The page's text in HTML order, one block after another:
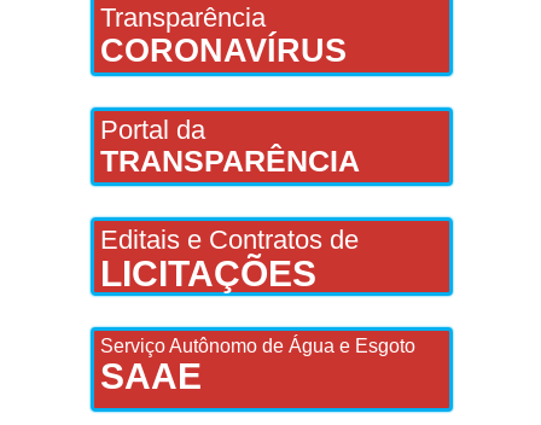
Transparência
CORONAVÍRUS
Portal da
TRANSPARÊNCIA
Editais e Contratos de
LICITAÇÕES
Serviço Autônomo de Água e Esgoto
SAAE